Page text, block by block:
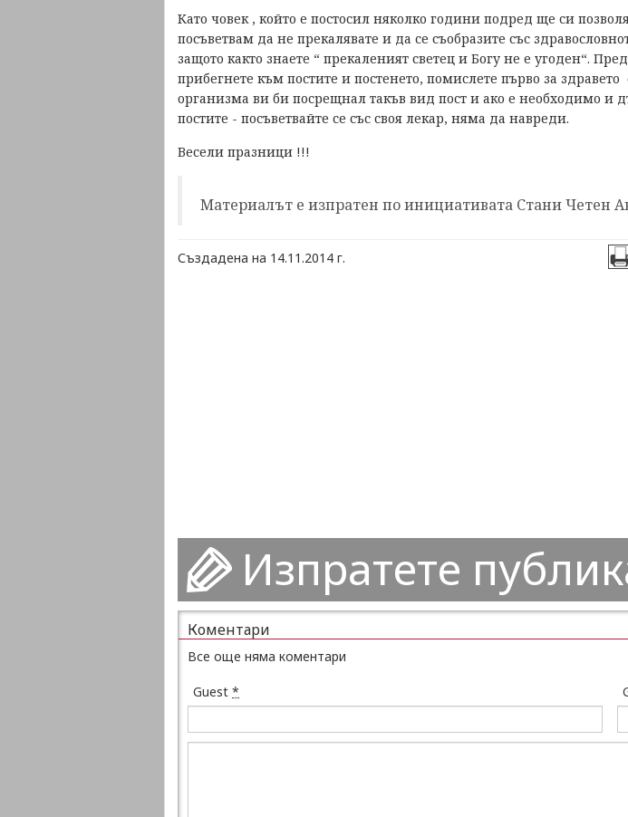
Като човек , който е постосил няколко години подред ще си
посъветвам да не прекалявате и да се съобразите със
защото както знаете “ прекаленият светец и Богу не е угоден“.
прибегнете към постите и постенето, помислете първо за здравето
организма ви би посрещнал такъв вид пост и ако е необходимо и
постите - посъветвайте се със своя лекар, няма да навреди.
Весели празници !!!
Материалът е изпратен по инициативата Стани Четен
Създадена на 14.11.2014 г.
Изпратете
Коментари
Все още няма коментари
Guest *